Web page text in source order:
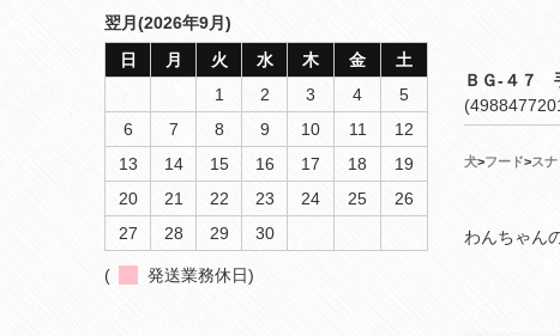
ＢＧ‐４７
犬>フード>ス
わんちゃん
翌月(2026年9月)
日
月 火 水 木 金
土
1
2 3 4
5
6
7 8 9 10 11
12
13
14 15 16 17 18
19
20
21 22 23 24 25
26
27
28 29 30
( 発送業務休日)